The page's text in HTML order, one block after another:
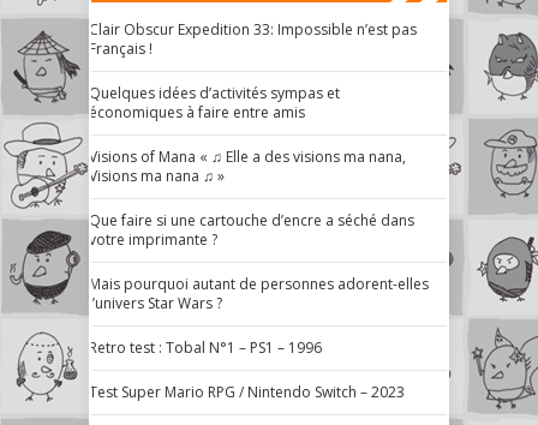
Clair Obscur Expedition 33: Impossible n’est pas
Français !
Quelques idées d’activités sympas et
économiques à faire entre amis
Visions of Mana « ♫ Elle a des visions ma nana,
Visions ma nana ♫ »
Que faire si une cartouche d’encre a séché dans
votre imprimante ?
Mais pourquoi autant de personnes adorent-elles
l’univers Star Wars ?
Retro test : Tobal N°1 – PS1 – 1996
Test Super Mario RPG / Nintendo Switch – 2023